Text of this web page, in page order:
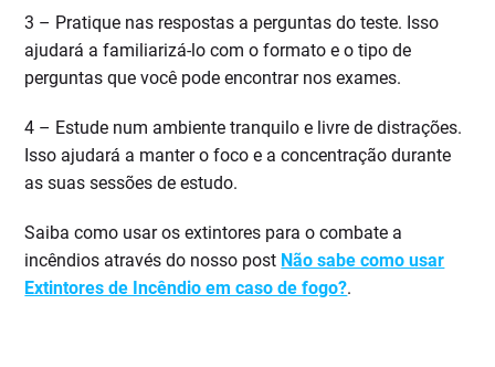
3 – Pratique nas respostas a perguntas do teste. Isso
ajudará a familiarizá-lo com o formato e o tipo de
perguntas que você pode encontrar nos exames.
4 – Estude num ambiente tranquilo e livre de distrações.
Isso ajudará a manter o foco e a concentração durante
as suas sessões de estudo.
Saiba como usar os extintores para o combate a
incêndios através do nosso post Não sabe como usar
Extintores de Incêndio em caso de fogo?.